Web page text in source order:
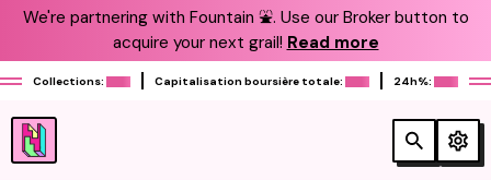
We're partnering with Fountain ⛲️. Use our Broker button to
acquire your next grail! Read more
Collections: Capitalisation boursière totale: 24h%: